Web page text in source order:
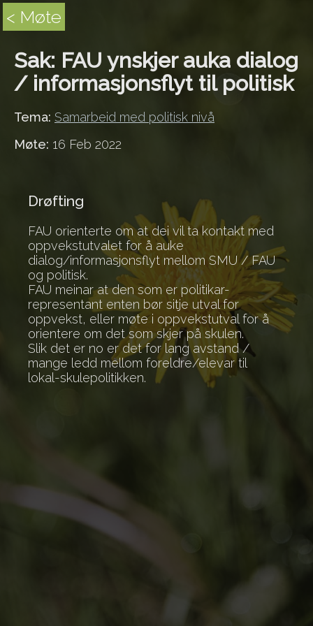
< Møte
Sak: FAU ynskjer auka dialog
/ informasjonsflyt til politisk
Tema: Samarbeid med politisk nivå
Møte: 16 Feb 2022
Drøfting
FAU orienterte om at dei vil ta kontakt med
oppvekstutvalet for å auke
dialog/informasjonsflyt mellom SMU / FAU
og politisk.
FAU meinar at den som er politikar-
representant enten bør sitje utval for
oppvekst, eller møte i oppvekstutval for å
orientere om det som skjer på skulen.
Slik det er no er det for lang avstand /
mange ledd mellom foreldre/elevar til
lokal-skulepolitikken.